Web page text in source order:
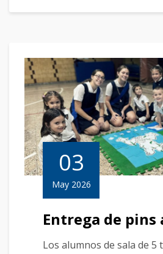
03
May 2026
Entrega de pins
Los alumnos de sala de 5